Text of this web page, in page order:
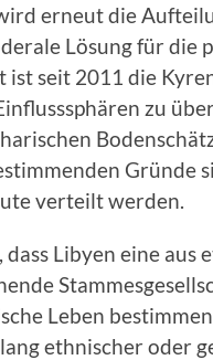
erneut die
Lösung für die
ist seit 2011 die
zu
Gründe
verteilt werden.
Libyen eine aus
Leben
ethnischer oder